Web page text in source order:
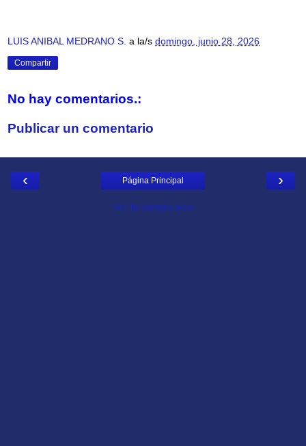
LUIS ANIBAL MEDRANO S. a la/s domingo, junio 28, 2026
Compartir
No hay comentarios.:
Publicar un comentario
‹ ›
Página Principal
Ver la versión web